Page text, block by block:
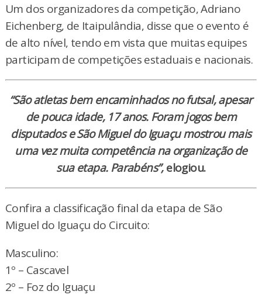
Um dos organizadores da competição, Adriano
Eichenberg, de Itaipulândia, disse que o evento é
de alto nível, tendo em vista que muitas equipes
participam de competições estaduais e nacionais.
“São atletas bem encaminhados no futsal, apesar
de pouca idade, 17 anos. Foram jogos bem
disputados e São Miguel do Iguaçu mostrou mais
uma vez muita competência na organização de
sua etapa. Parabéns”,elogiou.
Confira a classificação final da etapa de São
Miguel do Iguaçu do Circuito:
Masculino:
1º – Cascavel
2º – Foz do Iguaçu